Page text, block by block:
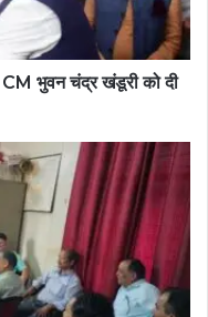
CM भुवन चंद्र खंडूरी को दी